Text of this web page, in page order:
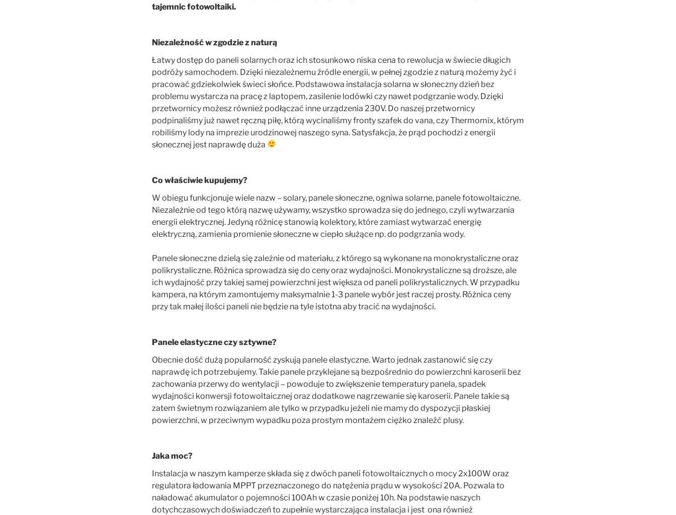
tajemnic fotowoltaiki.
Niezależność w zgodzie z naturą
Łatwy dostęp do paneli solarnych oraz ich stosunkowo niska cena to rewolucja w świecie długich
podróży samochodem. Dzięki niezależnemu źródle energii, w pełnej zgodzie z naturą możemy żyć i
pracować gdziekolwiek świeci słońce. Podstawowa instalacja solarna w słoneczny dzień bez
problemu wystarcza na pracę z laptopem, zasilenie lodówki czy nawet podgrzanie wody. Dzięki
przetwornicy możesz również podłączać inne urządzenia 230V. Do naszej przetwornicy
podpinaliśmy już nawet ręczną piłę, którą wycinaliśmy fronty szafek do vana, czy Thermomix, którym
robiliśmy lody na imprezie urodzinowej naszego syna. Satysfakcja, że prąd pochodzi z energii
słonecznej jest naprawdę duża
Co właściwie kupujemy?
W obiegu funkcjonuje wiele nazw – solary, panele słoneczne, ogniwa solarne, panele fotowoltaiczne.
Niezależnie od tego którą nazwę używamy, wszystko sprowadza się do jednego, czyli wytwarzania
energii elektrycznej. Jedyną różnicę stanowią kolektory, które zamiast wytwarzać energię
elektryczną, zamienia promienie słoneczne w ciepło służące np. do podgrzania wody.
Panele słoneczne dzielą się zależnie od materiału, z którego są wykonane na monokrystaliczne oraz
polikrystaliczne. Różnica sprowadza się do ceny oraz wydajności. Monokrystaliczne są droższe, ale
ich wydajność przy takiej samej powierzchni jest większa od paneli polikrystalicznych. W przypadku
kampera, na którym zamontujemy maksymalnie 1-3 panele wybór jest raczej prosty. Różnica ceny
przy tak małej ilości paneli nie będzie na tyle istotna aby tracić na wydajności.
Panele elastyczne czy sztywne?
Obecnie dość dużą popularność zyskują panele elastyczne. Warto jednak zastanowić się czy
naprawdę ich potrzebujemy. Takie panele przyklejane są bezpośrednio do powierzchni karoserii bez
zachowania przerwy do wentylacji – powoduje to zwiększenie temperatury panela, spadek
wydajności konwersji fotowoltaicznej oraz dodatkowe nagrzewanie się karoserii. Panele takie są
zatem świetnym rozwiązaniem ale tylko w przypadku jeżeli nie mamy do dyspozycji płaskiej
powierzchni, w przeciwnym wypadku poza prostym montażem ciężko znaleźć plusy.
Jaka moc?
Instalacja w naszym kamperze składa się z dwóch paneli fotowoltaicznych o mocy 2x100W oraz
regulatora ładowania MPPT przeznaczonego do natężenia prądu w wysokości 20A. Pozwala to
naładować akumulator o pojemności 100Ah w czasie poniżej 10h. Na podstawie naszych
dotychczasowych doświadczeń to zupełnie wystarczająca instalacja i jest ona również